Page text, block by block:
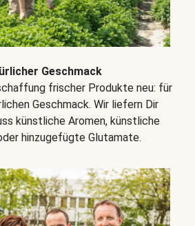
Geschmack
frischer Produkte neu: für
Geschmack. Wir liefern Dir
künstliche Aromen, künstliche
hinzugefügte Glutamate.